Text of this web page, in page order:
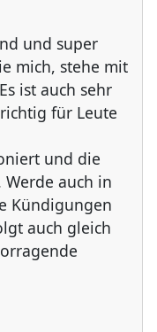
und super
mich, stehe mit
ist auch sehr
für Leute
und die
Werde auch in
Kündigungen
auch gleich